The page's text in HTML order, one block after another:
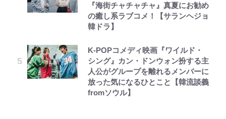
『海街チャチャチャ』真夏にお勧め
の癒し系ラブコメ！【サランヘジョ
韓ドラ】
K-POPコメディ映画『ワイルド・
シング』カン・ドンウォン扮する主
人公がグループを離れるメンバーに
放った気になるひとこと【韓流談義
fromソウル】